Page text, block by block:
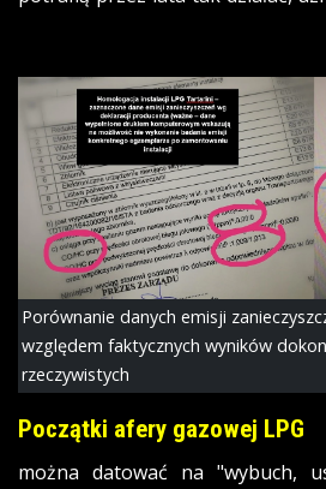
Porównanie danych emisji
względem faktycznych wyników
rzeczywistych
Początki afery gazowej LPG
można datować na "wybuch,